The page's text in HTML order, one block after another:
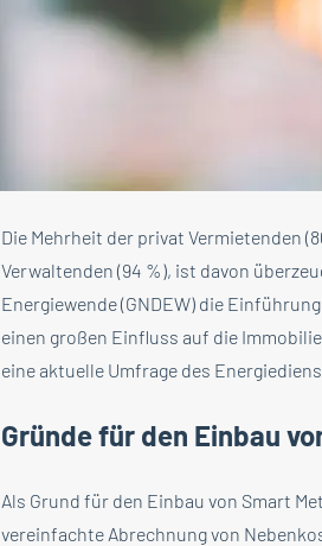
Die Mehrheit der privat Vermietenden
Verwaltenden (94 %), ist davon
Energiewende (GNDEW) die
einen großen Einfluss auf die
eine aktuelle Umfrage des
Gründe für den Einbau
Als Grund für den Einbau von Smart
vereinfachte Abrechnung von